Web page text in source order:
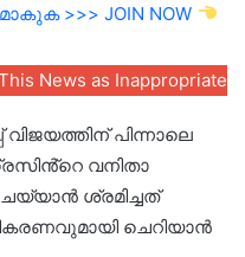
>>> JOIN NOW
News as Inappropriate
പിന്നാലെ
വനിതാ
ശ്രമിച്ചത്
ചെറിയാൻ